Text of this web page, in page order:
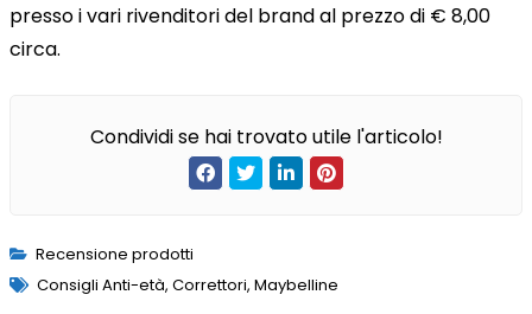
presso i vari rivenditori del brand al prezzo di € 8,00
circa.
Condividi se hai trovato utile l'articolo!
Recensione prodotti
Consigli Anti-età, Correttori, Maybelline